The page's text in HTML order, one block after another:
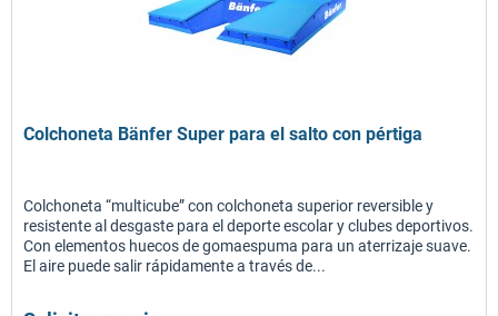
Colchoneta Bänfer Super para el salto con pértiga
Colchoneta “multicube” con colchoneta superior reversible y
resistente al desgaste para el deporte escolar y clubes deportivos.
Con elementos huecos de gomaespuma para un aterrizaje suave.
El aire puede salir rápidamente a través de...